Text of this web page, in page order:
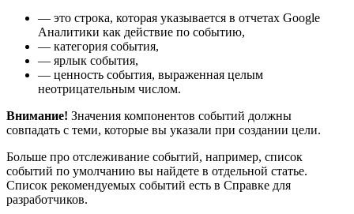
— это строка, которая указывается в отчетах Google
Аналитики как действие по событию,
— категория события,
— ярлык события,
— ценность события, выраженная целым
неотрицательным числом.
Внимание! Значения компонентов событий должны
совпадать с теми, которые вы указали при создании цели.
Больше про отслеживание событий, например, список
событий по умолчанию вы найдете в отдельной статье.
Список рекомендуемых событий есть в Справке для
разработчиков.